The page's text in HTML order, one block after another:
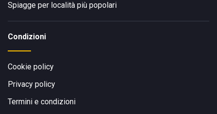
Spiagge per località più popolari
Condizioni
Cookie policy
Privacy policy
Termini e condizioni